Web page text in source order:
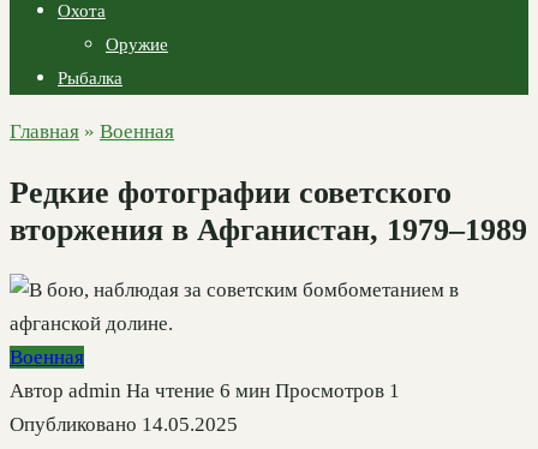
Охота
Оружие
Рыбалка
Главная » Военная
Редкие фотографии советского
вторжения в Афганистан, 1979–1989
Военная
Автор admin На чтение 6 мин Просмотров 1
Опубликовано 14.05.2025